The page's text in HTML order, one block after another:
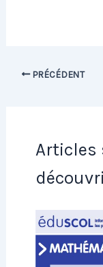
PRÉCÉDENT
Articles